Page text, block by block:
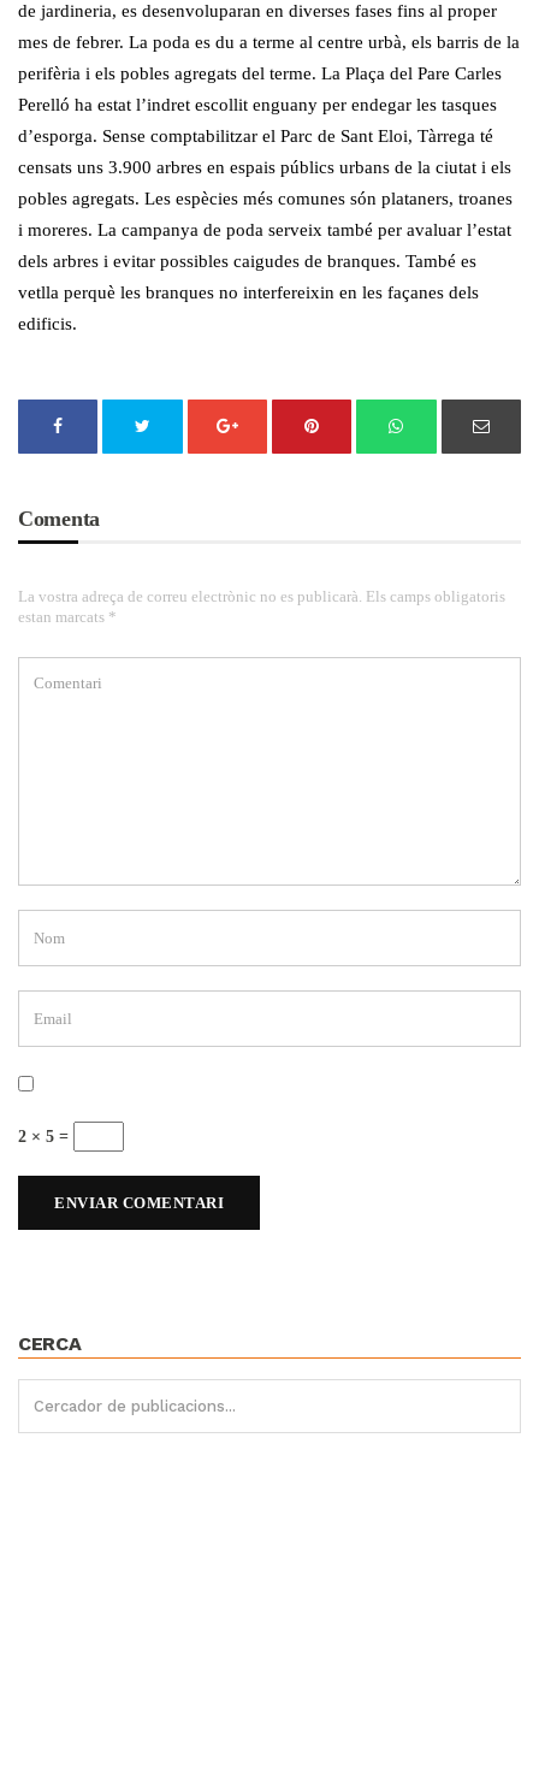
de jardineria, es desenvoluparan en diverses fases fins al proper
mes de febrer. La poda es du a terme al centre urbà, els barris de la
perifèria i els pobles agregats del terme. La Plaça del Pare Carles
Perelló ha estat l’indret escollit enguany per endegar les tasques
d’esporga. Sense comptabilitzar el Parc de Sant Eloi, Tàrrega té
censats uns 3.900 arbres en espais públics urbans de la ciutat i els
pobles agregats. Les espècies més comunes són plataners, troanes
i moreres. La campanya de poda serveix també per avaluar l’estat
dels arbres i evitar possibles caigudes de branques. També es
vetlla perquè les branques no interfereixin en les façanes dels
edificis.
Comenta
La vostra adreça de correu electrònic no es publicarà. Els camps obligatoris
estan marcats *
2 × 5 =
CERCA